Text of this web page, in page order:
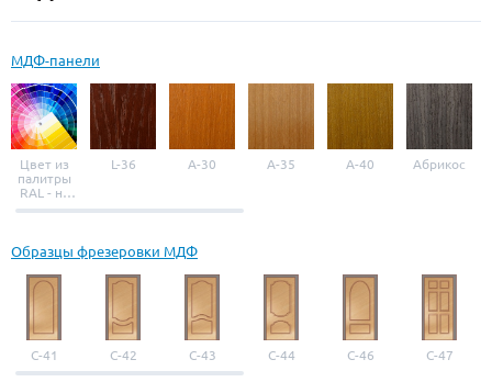
МДФ-панели
Цвет из
палитры
RAL - на
выбор
L-36 A-30 A-35 A-40 Абрикос
Образцы фрезеровки МДФ
С-41 С-42 С-43 С-44 С-46 С-47